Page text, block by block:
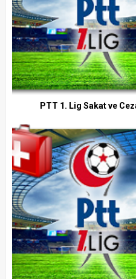
PTT 1. Lig Sakat ve